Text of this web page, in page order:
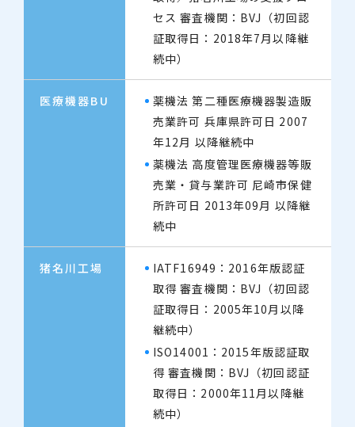
セス 審査機関：BVJ（初回認
証取得日：2018年7月以降継
続中）
医療機器BU
薬機法 第二種医療機器製造販
売業許可 兵庫県許可日 2007
年12月 以降継続中
薬機法 高度管理医療機器等販
売業・貸与業許可 尼崎市保健
所許可日 2013年09月 以降継
続中
猪名川工場
IATF16949：2016年版認証
取得 審査機関：BVJ（初回認
証取得日：2005年10月以降
継続中）
ISO14001：2015年版認証取
得 審査機関：BVJ（初回認証
取得日：2000年11月以降継
続中）